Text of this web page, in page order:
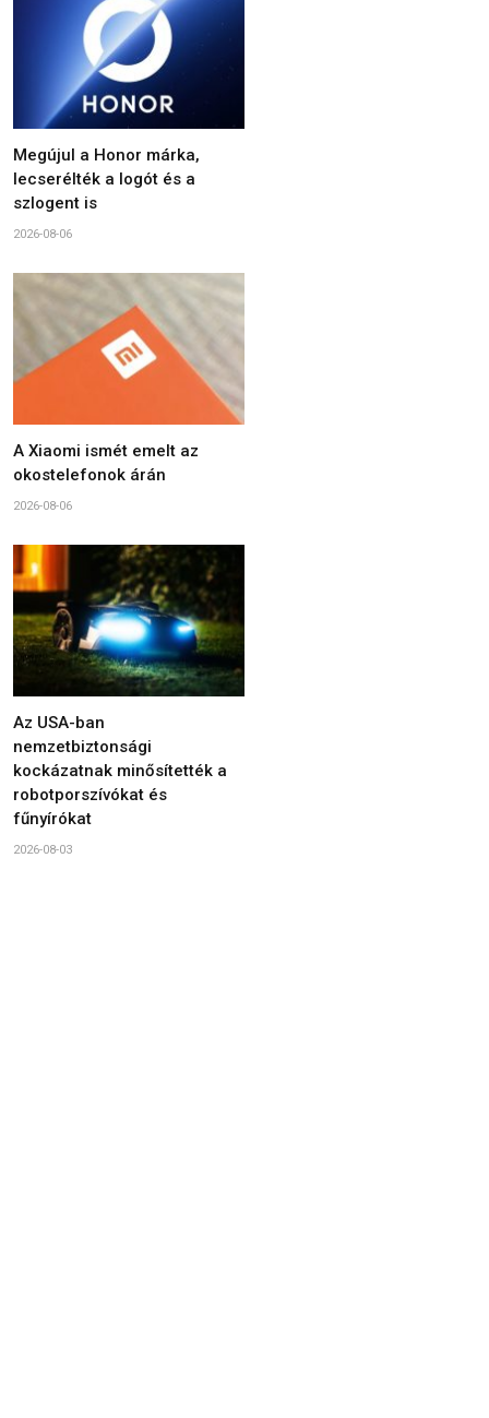
Megújul a Honor márka,
lecserélték a logót és a
szlogent is
2026-08-06
A Xiaomi ismét emelt az
okostelefonok árán
2026-08-06
Az USA-ban
nemzetbiztonsági
kockázatnak minősítették a
robotporszívókat és
fűnyírókat
2026-08-03